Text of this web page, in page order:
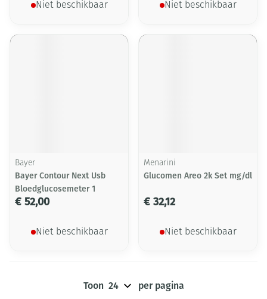
Niet beschikbaar Niet beschikbaar
Bayer
Bayer Contour Next Usb
Bloedglucosemeter 1
€ 52,00
Niet beschikbaar
Menarini
Glucomen Areo 2k Set mg/dl
€ 32,12
Niet beschikbaar
Toon per pagina